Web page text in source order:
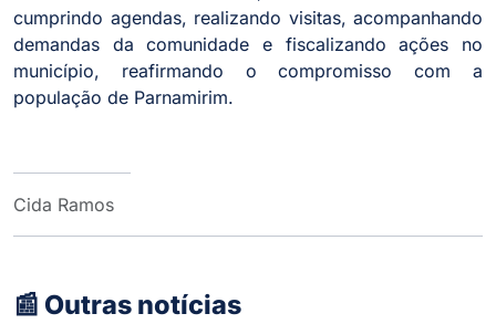
cumprindo agendas, realizando visitas, acompanhando
demandas da comunidade e fiscalizando ações no
município, reafirmando o compromisso com a
população de Parnamirim.
Cida Ramos
📰 Outras notícias